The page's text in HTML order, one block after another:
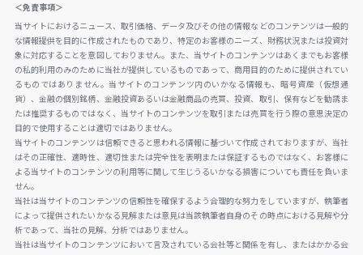
＜免責事項＞
当サイトにおけるニュース、取引価格、データ及びその他の情報などのコンテンツは一般的
な情報提供を目的に作成されたものであり、特定のお客様のニーズ、財務状況または投資対
象に対応することを意図しておりません。また、当サイトのコンテンツはあくまでもお客様
の私的利用のみのために当社が提供しているものであって、商用目的のために提供されてい
るものではありません。当サイトのコンテンツ内のいかなる情報も、暗号資産（仮想通
貨）、金融の個別銘柄、金融投資あるいは金融商品の売買、投資、取引、保有などを勧誘ま
たは推奨するものではなく、当サイトのコンテンツを取引または売買を行う際の意思決定の
目的で使用することは適切ではありません。
当サイトのコンテンツは信頼できると思われる情報に基づいて作成されておりますが、当社
はその正確性、適時性、適切性または完全性を表明または保証するものではなく、お客様に
よる当サイトのコンテンツの利用等に関して生じうるいかなる損害についても責任を負いま
せん。
当社は当サイトのコンテンツの信頼性を確保するよう合理的な努力をしていますが、執筆者
によって提供されたいかなる見解または意見は当該執筆者自身のその時点における見解や分
析であって、当社の見解、分析ではありません。
当社は当サイトのコンテンツにおいて言及されている会社等と関係を有し、またはかかる会